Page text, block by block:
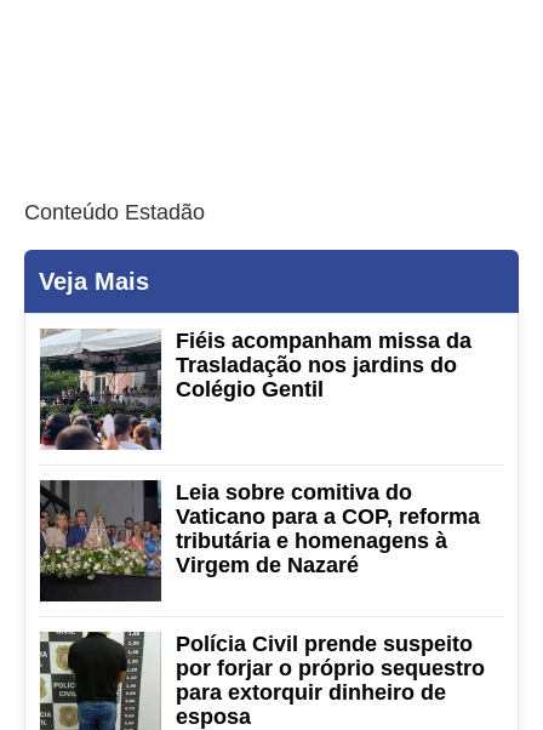
Conteúdo Estadão
Veja Mais
Fiéis acompanham missa da
Trasladação nos jardins do
Colégio Gentil
Leia sobre comitiva do
Vaticano para a COP, reforma
tributária e homenagens à
Virgem de Nazaré
Polícia Civil prende suspeito
por forjar o próprio sequestro
para extorquir dinheiro de
esposa